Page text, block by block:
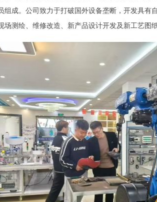
组成。公司致力于打破国外设备垄断，开发具
测绘、维修改造、新产品设计开发及新工艺图